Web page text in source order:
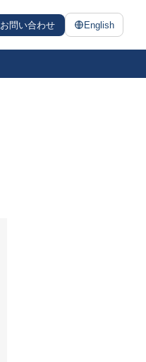
お問い合わせ English